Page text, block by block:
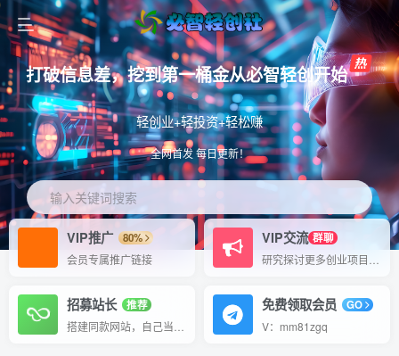
打破信息差，挖到第一桶金从必智轻创开始
轻创业+轻投资+轻松赚
全网首发 每日更新！
输入关键词搜索
VIP推广
80%
会员专属推广链接
VIP交流 群聊
招募站长
推荐
免费领取会员
GO
V：mm81zgq